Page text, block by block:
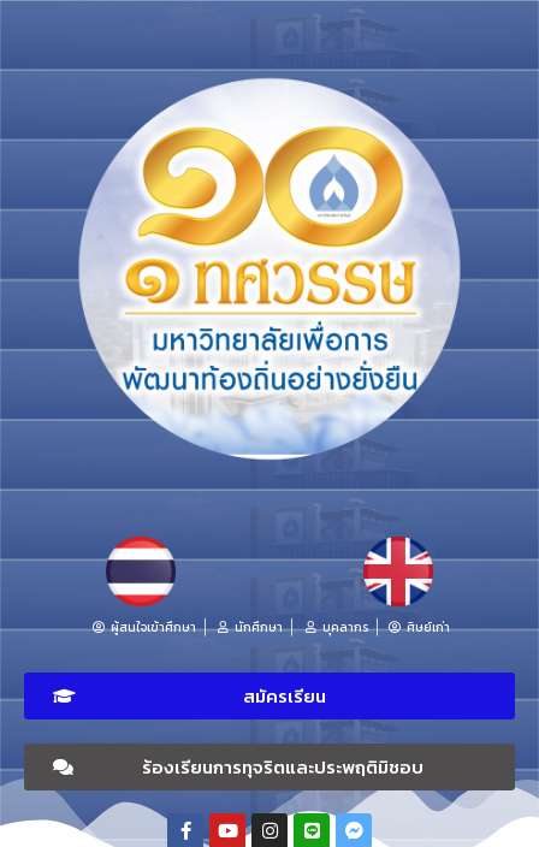
ผู้สนใจเข้าศึกษา นักศึกษา บุคลากร ศิษย์เก่า
สมัครเรียน
ร้องเรียนการทุจริตและประพฤติมิชอบ